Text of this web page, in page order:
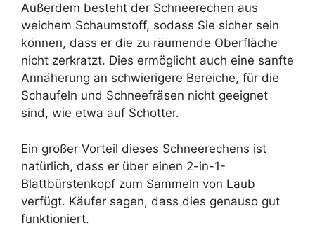
Außerdem besteht der Schneerechen aus
weichem Schaumstoff, sodass Sie sicher sein
können, dass er die zu räumende Oberfläche
nicht zerkratzt. Dies ermöglicht auch eine sanfte
Annäherung an schwierigere Bereiche, für die
Schaufeln und Schneefräsen nicht geeignet
sind, wie etwa auf Schotter.
Ein großer Vorteil dieses Schneerechens ist
natürlich, dass er über einen 2-in-1-
Blattbürstenkopf zum Sammeln von Laub
verfügt. Käufer sagen, dass dies genauso gut
funktioniert.